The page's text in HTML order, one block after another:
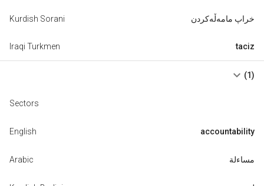
Kurdish Sorani خراپ مامەڵەکردن
Iraqi Turkmen taciz
keyboard_arrow_down (1)
Sectors
English accountability
Arabic مساءلة